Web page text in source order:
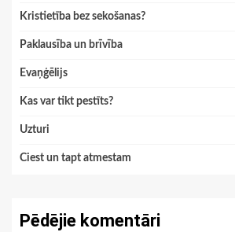
Kristietība bez sekošanas?
Paklausība un brīvība
Evaņģēlijs
Kas var tikt pestīts?
Uzturi
Ciest un tapt atmestam
Pēdējie komentāri